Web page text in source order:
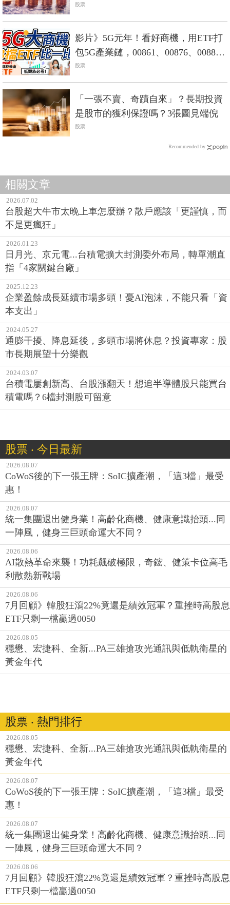
上陣
股票
影片》5G元年！看好商機，用ETF打
包5G產業鏈，00861、00876、00881
比一比！
股票
「一張不賣、奇蹟自來」？長期投資
是股市的獲利保證嗎？3張圖見端倪
股票
Recommended by
相關文章
2026.07.02
台股超大牛市太晚上車怎麼辦？散戶應該「更謹慎，而
不是更瘋狂」
2026.01.23
日月光、京元電...台積電擴大封測委外布局，轉單潮直
指「4家關鍵台廠」
2025.12.23
企業盈餘成長延續市場多頭！憂AI泡沫，不能只看「資
本支出」
2024.05.27
通膨干擾、降息延後，多頭市場將休息？投資專家：股
市長期展望十分樂觀
2024.03.07
台積電屢創新高、台股漲翻天！想追半導體股只能買台
積電嗎？6檔封測股可留意
股票 ‧ 今日最新
2026.08.07
CoWoS後的下一張王牌：SoIC擴產潮，「這3檔」最受
惠！
2026.08.07
統一集團退出健身業！高齡化商機、健康意識抬頭...同
一陣風，健身三巨頭命運大不同？
2026.08.06
AI散熱革命來襲！功耗飆破極限，奇鋐、健策卡位高毛
利散熱新戰場
2026.08.06
7月回顧》韓股狂瀉22%竟還是績效冠軍？重挫時高股息
ETF只剩一檔贏過0050
2026.08.05
穩懋、宏捷科、全新...PA三雄搶攻光通訊與低軌衛星的
黃金年代
股票 ‧ 熱門排行
2026.08.05
穩懋、宏捷科、全新...PA三雄搶攻光通訊與低軌衛星的
黃金年代
2026.08.07
CoWoS後的下一張王牌：SoIC擴產潮，「這3檔」最受
惠！
2026.08.07
統一集團退出健身業！高齡化商機、健康意識抬頭...同
一陣風，健身三巨頭命運大不同？
2026.08.06
7月回顧》韓股狂瀉22%竟還是績效冠軍？重挫時高股息
ETF只剩一檔贏過0050